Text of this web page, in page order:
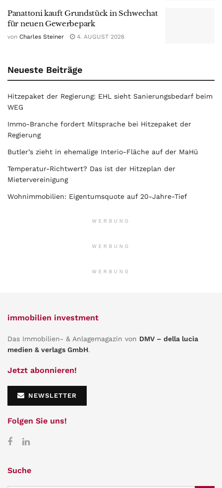
Panattoni kauft Grundstück in Schwechat
für neuen Gewerbepark
von Charles Steiner 4. AUGUST 2026
Neueste Beiträge
Hitzepaket der Regierung: EHL sieht Sanierungsbedarf beim
WEG
Immo-Branche fordert Mitsprache bei Hitzepaket der
Regierung
Butler’s zieht in ehemalige Interio-Fläche auf der MaHü
Temperatur-Richtwert? Das ist der Hitzeplan der
Mietervereinigung
Wohnimmobilien: Eigentumsquote auf 20-Jahre-Tief
WERBUNG
WERBUNG
WERBUNG
immobilien investment
Das Immobilien- & Anlagemagazin von DMV – della lucia
medien & verlags GmbH.
Jetzt abonnieren!
NEWSLETTER
Folgen Sie uns!
Suche